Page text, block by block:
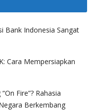
Bank Indonesia Sangat
Cara Mempersiapkan
Fire”? Rahasia
Berkembang